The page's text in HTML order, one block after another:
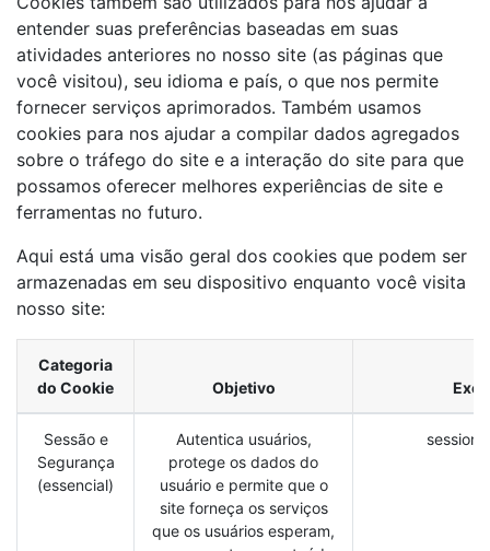
entender suas preferências baseadas em suas
atividades anteriores no nosso site (as páginas que
você visitou), seu idioma e país, o que nos permite
fornecer serviços aprimorados. Também usamos
cookies para nos ajudar a compilar dados agregados
sobre o tráfego do site e a interação do site para que
possamos oferecer melhores experiências de site e
ferramentas no futuro.
Aqui está uma visão geral dos cookies que podem ser
armazenadas em seu dispositivo enquanto você visita
nosso site:
Categoria
do Cookie
Objetivo
Sessão e
Segurança
(essencial)
Autentica usuários,
protege os dados do
usuário e permite que o
site forneça os serviços
que os usuários esperam,